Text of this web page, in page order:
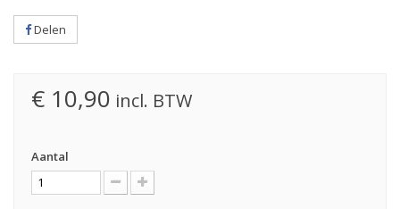
Delen
€ 10,90 incl. BTW
Aantal